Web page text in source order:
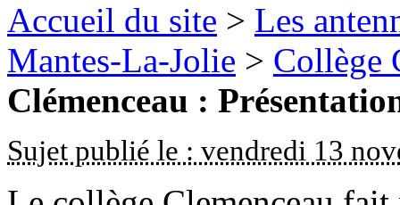
Accueil du site > Les
Mantes-La-Jolie > Collège
Clémenceau :
Sujet publié le : vendredi 13